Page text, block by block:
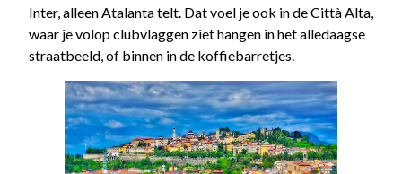
Inter, alleen Atalanta telt. Dat voel je ook in de Città Alta,
waar je volop clubvlaggen ziet hangen in het alledaagse
straatbeeld, of binnen in de koffiebarretjes.